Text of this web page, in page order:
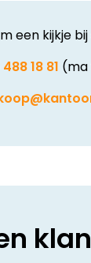
een kijkje
18 81 (ma